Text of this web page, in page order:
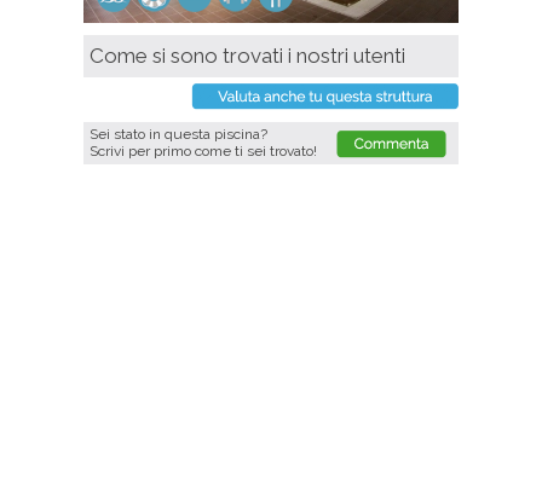
Come si sono trovati i nostri utenti
Sei stato in questa piscina?
Scrivi per primo come ti sei trovato!